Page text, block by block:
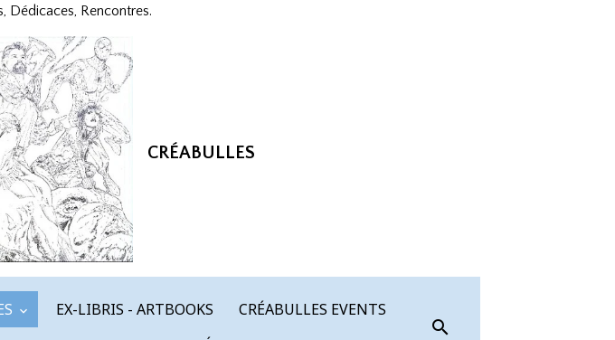
Dédicaces, Rencontres.
CRÉABULLES
EX-LIBRIS - ARTBOOKS
CRÉABULLES EVENTS